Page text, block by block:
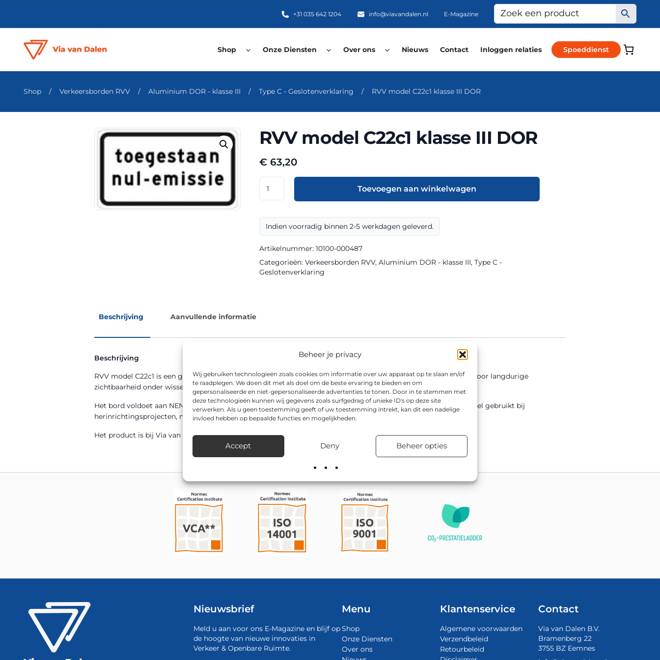
Beheer je privacy
Wij gebruiken technologieën zoals cookies om informatie over uw apparaat op te slaan en/of
te raadplegen. We doen dit met als doel om de beste ervaring te bieden en om
gepersonaliseerde en niet-gepersonaliseerde advertenties te tonen. Door in te stemmen met
deze technologieën kunnen wij gegevens zoals surfgedrag of unieke ID's op deze site
verwerken. Als u geen toestemming geeft of uw toestemming intrekt, kan dit een nadelige
invloed hebben op bepaalde functies en mogelijkheden.
Accept Deny Beheer opties
+31 035 642 1204 info@viavandalen.nl E-Magazine
Shop Onze Diensten Over ons Nieuws Contact Inloggen relaties Spoeddienst
Shop / Verkeersborden RVV / Aluminium DOR - klasse III / Type C - Geslotenverklaring / RVV model C22c1 klasse III DOR
RVV model C22c1 klasse III DOR
€ 63,20
model
klasse
aantal
Toevoegen aan winkelwagen
Indien voorradig binnen 2-5 werkdagen geleverd.
Artikelnummer: 10100-000487
Categorieën: Verkeersborden RVV, Aluminium DOR - klasse III, Type C -
Geslotenverklaring
Beschrijving Aanvullende informatie
Beschrijving
RVV model C22c1 is een geslotenverklaringsbord in DOR-uitvoering, geproduceerd met klasse III reflectiefolie voor langdurige
zichtbaarheid onder wisselende weersomstandigheden.
Het bord voldoet aan NEN 12899-1 en is CE-gecertificeerd, en is leverbaar in o.a. 600x300mm. Het bord wordt veel gebruikt bij
herinrichtingsprojecten, nieuwbouwwijken en op bedrijventerreinen.
Het product is bij Via van Dalen uit voorraad leverbaar, inclusief advies over de juiste bevestigingsmaterialen.
Nieuwsbrief
Meld u aan voor ons E-Magazine en blijf op
de hoogte van nieuwe innovaties in
Verkeer & Openbare Ruimte.
Menu
Shop
Onze Diensten
Over ons
Klantenservice
Algemene voorwaarden
Verzendbeleid
Retourbeleid
Contact
Via van Dalen B.V.
Bramenberg 22
3755 BZ Eemnes